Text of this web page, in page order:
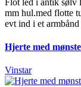
mm hul.med flotte
evt ind i et
Hjerte med
Vinstar